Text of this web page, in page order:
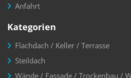
Anfahrt
Kategorien
Flachdach / Keller / Terrasse
Steildach
Wände / Fassade / Trockenbau /